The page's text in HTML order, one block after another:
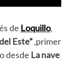
de Loquillo,
Este”,primer
desde La nave